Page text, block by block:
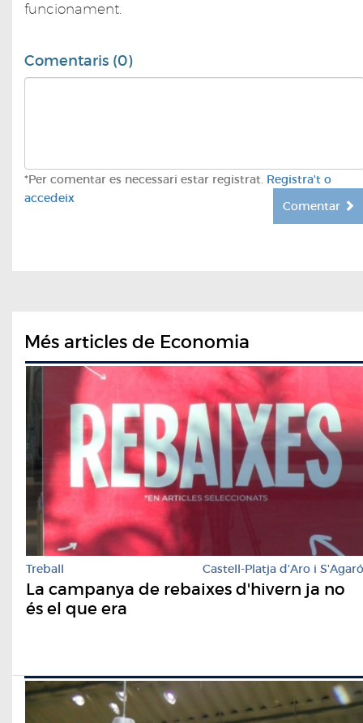
funcionament.
Comentaris (0)
*Per comentar es necessari estar registrat. Registra't o
accedeix
Comentar
Més articles de Economia
Treball Castell-Platja d'Aro i S'Agaró
La campanya de rebaixes d'hivern ja no
és el que era